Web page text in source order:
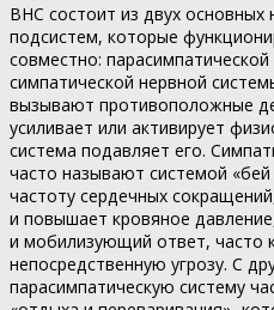
ВНС состоит из двух основных
подсистем, которые
совместно:
симпатической нервной
вызывают противоположные
усиливает или активирует
система подавляет его.
часто называют системой
частоту сердечных
и повышает кровяное
и мобилизующий ответ, часто
непосредственную угрозу. С
парасимпатическую систему